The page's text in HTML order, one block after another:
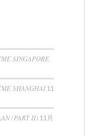
SINGAPORE
SHANGHAI 11
(PART II) 11月